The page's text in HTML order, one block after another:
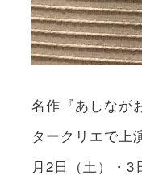
名作『あしなが
タークリエで上
月2日（土）・